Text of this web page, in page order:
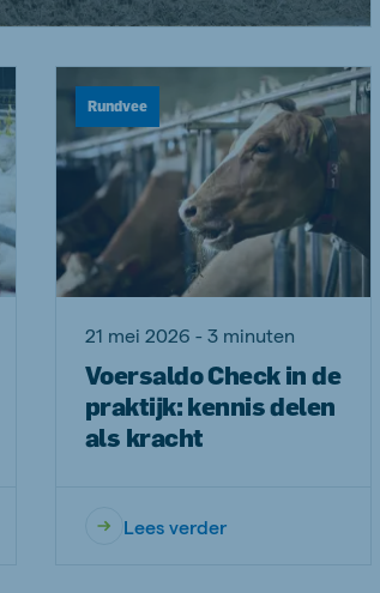
Rundvee
21 mei 2026 - 3 minuten
Voersaldo Check in de
praktijk: kennis delen
als kracht
Lees verder